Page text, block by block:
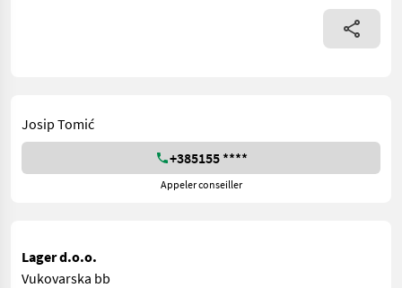
Josip Tomić
+385155 ****
Appeler conseiller
Lager d.o.o.
Vukovarska bb